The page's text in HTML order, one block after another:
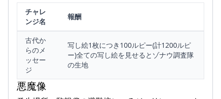
チャレ
ンジ名
報酬
古代か
らのメ
ッセー
ジ
写し絵1枚につき100ルピー(計1200ルピ
ー)全ての写し絵を見せるとゾナウ調査隊
の生地
悪魔像